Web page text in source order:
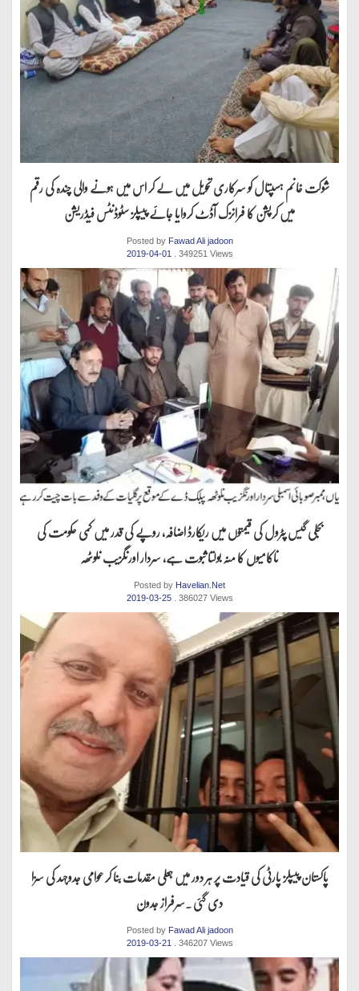
شوکت خانم ہسپتال کو سرکاری تحویل میں لے کر اس میں ہونے والی چندہ کی رقم
میں کرپشن کا فرانزک آڈٹ کروایا جائے پیپلز سٹوڈنٹس فیڈریشن
Posted by Fawad Ali jadoon
2019-04-01
. 349251 Views
بجلی گیس پٹرول کی قیمتوں میں ریکارڈ اضافہ، روپے کی قدر میں کمی حکومت کی
ناکامیوں کا منہ بولتا ثبوت ہے، سردار اورنگزیب نلوٹھہ
Posted by Havelian.Net
2019-03-25 . 386027 Views
پاکستان پیپلز پارٹی کی قیادت پر ہر دور میں جعلی مقدمات بنا کر عوامی جدوجہد کی سزا
دی گئی .سرفراز جدون
Posted by Fawad Ali jadoon
2019-03-21
. 346207 Views